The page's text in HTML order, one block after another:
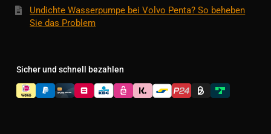
Undichte Wasserpumpe bei Volvo Penta? So beheben
Sie das Problem
Sicher und schnell bezahlen